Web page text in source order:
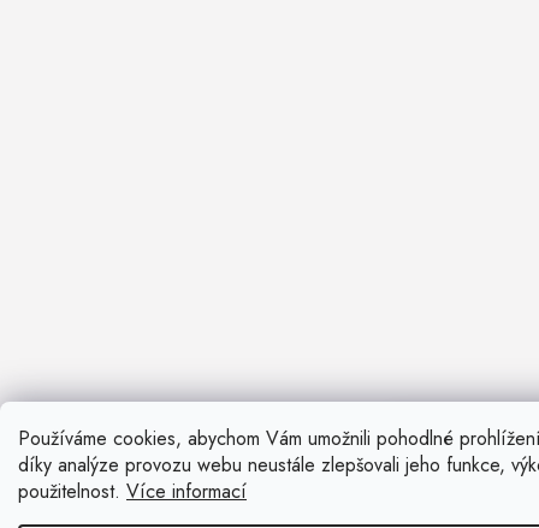
Používáme cookies, abychom Vám umožnili pohodlné
díky analýze provozu webu neustále zlepšovali jeho funkce,
použitelnost. Více informací
Nevíte si
Rádi vám